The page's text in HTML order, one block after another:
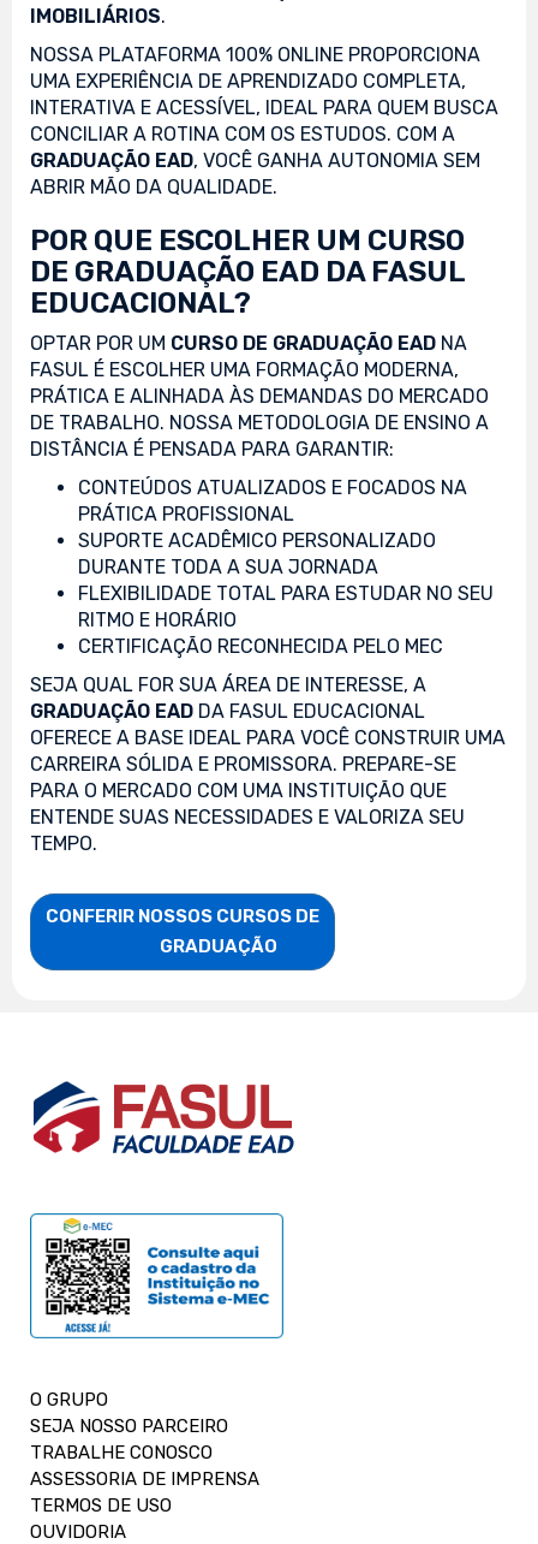
IMOBILIÁRIOS.
NOSSA PLATAFORMA 100% ONLINE PROPORCIONA
UMA EXPERIÊNCIA DE APRENDIZADO COMPLETA,
INTERATIVA E ACESSÍVEL, IDEAL PARA QUEM BUSCA
CONCILIAR A ROTINA COM OS ESTUDOS. COM A
GRADUAÇÃO EAD, VOCÊ GANHA AUTONOMIA SEM
ABRIR MÃO DA QUALIDADE.
POR QUE ESCOLHER UM CURSO
DE GRADUAÇÃO EAD DA FASUL
EDUCACIONAL?
OPTAR POR UM CURSO DE GRADUAÇÃO EAD NA
FASUL É ESCOLHER UMA FORMAÇÃO MODERNA,
PRÁTICA E ALINHADA ÀS DEMANDAS DO MERCADO
DE TRABALHO. NOSSA METODOLOGIA DE ENSINO A
DISTÂNCIA É PENSADA PARA GARANTIR:
CONTEÚDOS ATUALIZADOS E FOCADOS NA
PRÁTICA PROFISSIONAL
SUPORTE ACADÊMICO PERSONALIZADO
DURANTE TODA A SUA JORNADA
FLEXIBILIDADE TOTAL PARA ESTUDAR NO SEU
RITMO E HORÁRIO
CERTIFICAÇÃO RECONHECIDA PELO MEC
SEJA QUAL FOR SUA ÁREA DE INTERESSE, A
GRADUAÇÃO EAD DA FASUL EDUCACIONAL
OFERECE A BASE IDEAL PARA VOCÊ CONSTRUIR UMA
CARREIRA SÓLIDA E PROMISSORA. PREPARE-SE
PARA O MERCADO COM UMA INSTITUIÇÃO QUE
ENTENDE SUAS NECESSIDADES E VALORIZA SEU
TEMPO.
CONFERIR NOSSOS CURSOS DE
                    GRADUAÇÃO
O GRUPO
SEJA NOSSO PARCEIRO
TRABALHE CONOSCO
ASSESSORIA DE IMPRENSA
TERMOS DE USO
OUVIDORIA